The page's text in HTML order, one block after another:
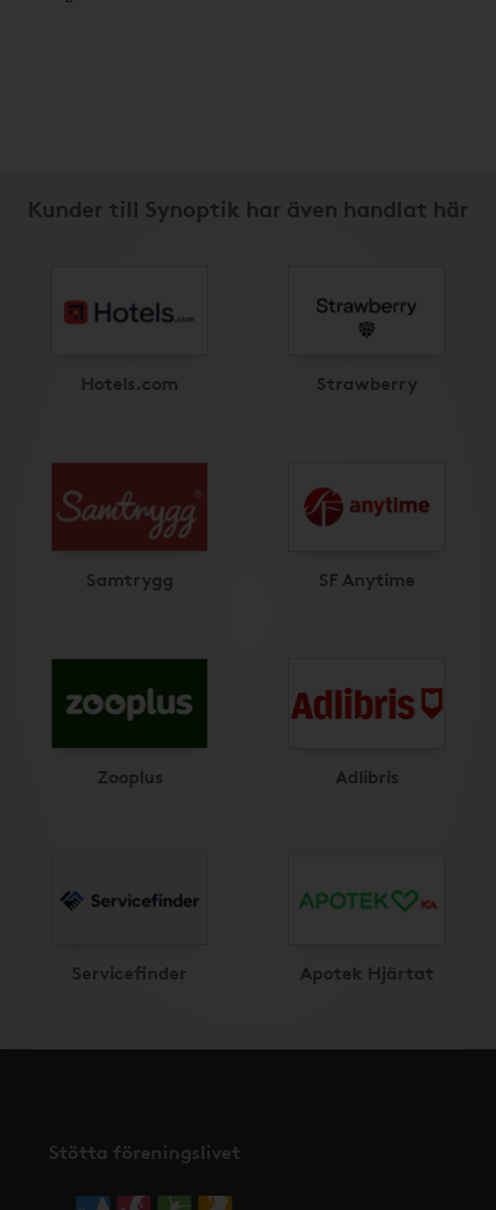
Kunder till Synoptik har även handlat här
Hotels.com Strawberry
Samtrygg SF Anytime
Zooplus Adlibris
Servicefinder Apotek Hjärtat
Stötta föreningslivet